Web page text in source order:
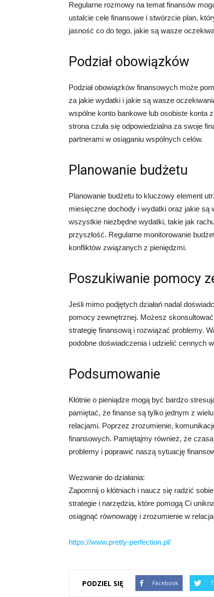
Regularne rozmowy na temat finansów
ustalcie cele finansowe i stwórzcie plan,
jasność co do tego, jakie są wasze
Podział obowiązków
Podział obowiązków finansowych może
za jakie wydatki i jakie są wasze
wspólne konto bankowe lub osobiste konta
strona czuła się odpowiedzialna za swoje
partnerami w osiąganiu wspólnych celów.
Planowanie budżetu
Planowanie budżetu to kluczowy element
miesięczne dochody i wydatki oraz jakie
wszystkie niezbędne wydatki, takie jak
przyszłość. Regularne monitorowanie
konfliktów związanych z pieniędzmi.
Poszukiwanie pomocy
Jeśli mimo podjętych działań nadal
pomocy zewnętrznej. Możesz
strategię finansową i rozwiązać problemy.
podobne doświadczenia i udzielić cennych
Podsumowanie
Kłótnie o pieniądze mogą być bardzo
pamiętać, że finanse są tylko jednym z
relacjami. Poprzez zrozumienie,
finansowych. Pamiętajmy również, że
problemy i poprawić naszą sytuację
Wezwanie do działania:
Zapomnij o kłótniach i naucz się radzić
strategie i narzędzia, które pomogą Ci
osiągnąć równowagę i zrozumienie w
https://www.pretty-perfection.pl/
PODZIEL SIĘ Facebook